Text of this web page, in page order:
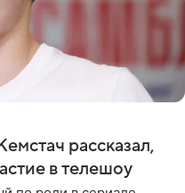
рассказал,
в телешоу